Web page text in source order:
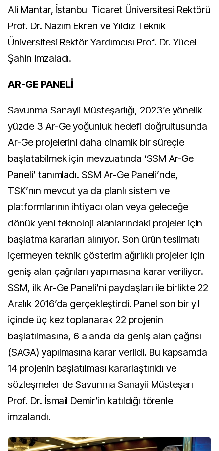
Ali Mantar, İstanbul Ticaret Üniversitesi Rektörü
Prof. Dr. Nazım Ekren ve Yıldız Teknik
Üniversitesi Rektör Yardımcısı Prof. Dr. Yücel
Şahin imzaladı.
AR-GE PANELİ
Savunma Sanayii Müsteşarlığı, 2023’e yönelik
yüzde 3 Ar-Ge yoğunluk hedefi doğrultusunda
Ar-Ge projelerini daha dinamik bir süreçle
başlatabilmek için mevzuatında ‘SSM Ar-Ge
Paneli’ tanımladı. SSM Ar-Ge Paneli’nde,
TSK’nın mevcut ya da planlı sistem ve
platformlarının ihtiyacı olan veya geleceğe
dönük yeni teknoloji alanlarındaki projeler için
başlatma kararları alınıyor. Son ürün teslimatı
içermeyen teknik gösterim ağırlıklı projeler için
geniş alan çağrıları yapılmasına karar veriliyor.
SSM, ilk Ar-Ge Paneli’ni paydaşları ile birlikte 22
Aralık 2016’da gerçekleştirdi. Panel son bir yıl
içinde üç kez toplanarak 22 projenin
başlatılmasına, 6 alanda da geniş alan çağrısı
(SAGA) yapılmasına karar verildi. Bu kapsamda
14 projenin başlatılması kararlaştırıldı ve
sözleşmeler de Savunma Sanayii Müsteşarı
Prof. Dr. İsmail Demir’in katıldığı törenle
imzalandı.